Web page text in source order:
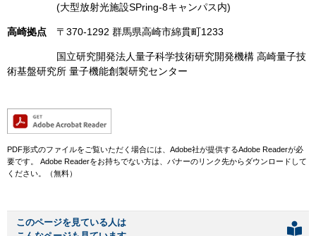
(大型放射光施設SPring-8キャンパス内)
高崎拠点 〒370-1292 群馬県高崎市綿貫町1233
国立研究開発法人量子科学技術研究開発機構 高崎量子技
術基盤研究所 量子機能創製研究センター
PDF形式のファイルをご覧いただく場合には、Adobe社が提供するAdobe Readerが必
要です。
Adobe Readerをお持ちでない方は、バナーのリンク先からダウンロードして
ください。（無料）
このページを見ている人は